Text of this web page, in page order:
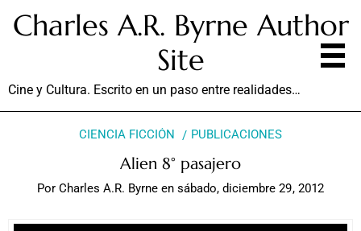
Charles A.R. Byrne Author
Site
Cine y Cultura. Escrito en un paso entre realidades…
CIENCIA FICCIÓN PUBLICACIONES
Alien 8° pasajero
Por Charles A.R. Byrne en sábado, diciembre 29, 2012